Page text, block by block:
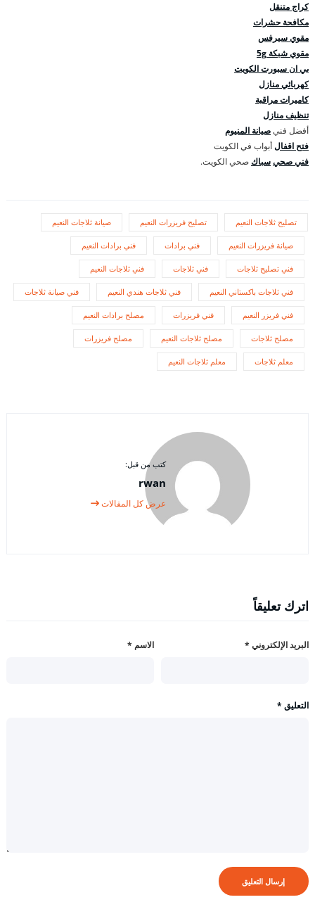
كراج متنقل
مكافحة حشرات
مقوي سيرفس
مقوي شبكة 5g
بي ان سبورت الكويت
كهربائي منازل
كاميرات مراقبة
تنظيف منازل
أفضل فنيصيانة المنيوم
فتح اقفالأبواب في الكويت
فني صحيسباك صحي الكويت.
تصليح ثلاجات النعيم تصليح فريزرات النعيم صيانة ثلاجات النعيم
صيانة فريزرات النعيم فني برادات فني برادات النعيم
فني تصليح ثلاجات فني ثلاجات فني ثلاجات النعيم
فني ثلاجات باكستاني النعيم فني ثلاجات هندي النعيم فني صيانة ثلاجات
فني فريزر النعيم فني فريزرات مصلح برادات النعيم
مصلح ثلاجات مصلح ثلاجات النعيم مصلح فريزرات
معلم ثلاجات معلم ثلاجات النعيم
كتب من قبل:
rwan
عرض كل المقالات
اترك تعليقاً
الاسم * البريد الإلكتروني *
التعليق *